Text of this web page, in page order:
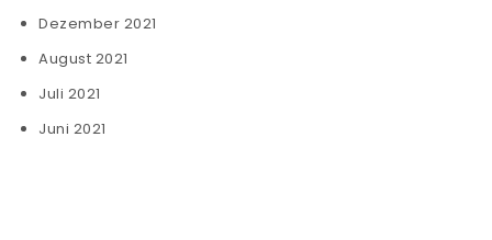
Dezember 2021
August 2021
Juli 2021
Juni 2021